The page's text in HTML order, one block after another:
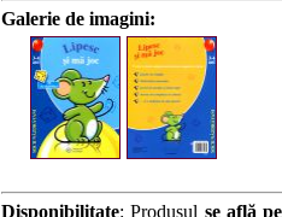
Galerie de imagini:
Disponibilitate: Produsul se află